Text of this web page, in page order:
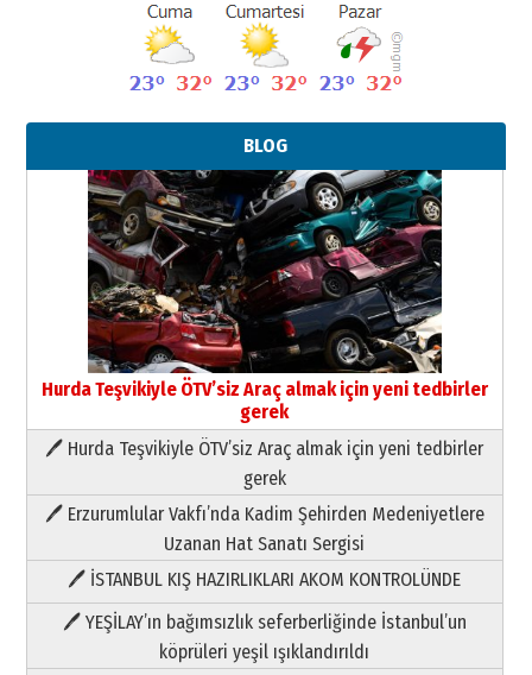
BLOG
Hurda Teşvikiyle ÖTV’siz Araç almak için yeni tedbirler
gerek
🖊 Hurda Teşvikiyle ÖTV’siz Araç almak için yeni tedbirler
gerek
🖊 Erzurumlular Vakfı’nda Kadim Şehirden Medeniyetlere
Uzanan Hat Sanatı Sergisi
🖊 İSTANBUL KIŞ HAZIRLIKLARI AKOM KONTROLÜNDE
🖊 YEŞİLAY’ın bağımsızlık seferberliğinde İstanbul’un
köprüleri yeşil ışıklandırıldı
Paranın Aile Kültüründeki Yeri
03 Ağustos 2026 Pazartesi
Yıldırım Gündoğdu
HAVVA’NIN ÜÇ KIZI
09 Temmuz 2026 Perşembe